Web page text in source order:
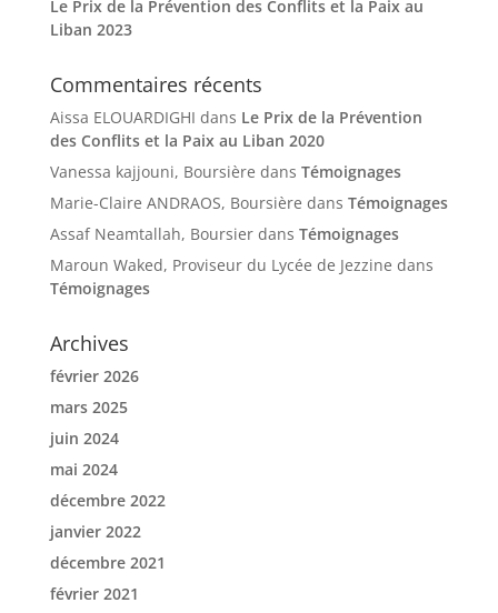
Le Prix de la Prévention des Conflits et la Paix au
Liban 2023
Commentaires récents
Aissa ELOUARDIGHI dans Le Prix de la Prévention
des Conflits et la Paix au Liban 2020
Vanessa kajjouni, Boursière dans Témoignages
Marie-Claire ANDRAOS, Boursière dans Témoignages
Assaf Neamtallah, Boursierdans Témoignages
Maroun Waked, Proviseur du Lycée de Jezzine dans
Témoignages
Archives
février 2026
mars 2025
juin 2024
mai 2024
décembre 2022
janvier 2022
décembre 2021
février 2021